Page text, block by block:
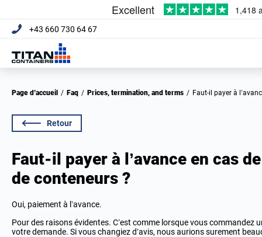
+43 660 730 64 67
Page d’accueil / Faq / Prices, termination, and terms / Faut-il payer à
Retour
Faut-il payer à l’avance en cas
de conteneurs ?
Oui, paiement à l’avance.
Pour des raisons évidentes. C’est comme lorsque vous commandez
votre demande. Si vous changiez d’avis, nous aurions surement